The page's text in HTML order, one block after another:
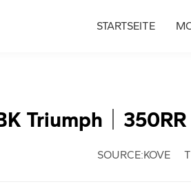
STARTSEITE
Triumph｜
SOURCE:KOVE